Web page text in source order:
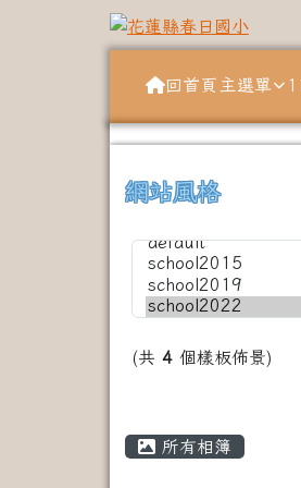
花蓮縣春日國
回首頁 主選單
網站風格
(共 4個樣板佈景)
主內容區域
所有相簿